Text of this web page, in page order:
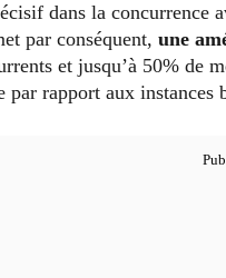
dans la
par conséquent, une
et jusqu’à 50% de
par rapport aux instances